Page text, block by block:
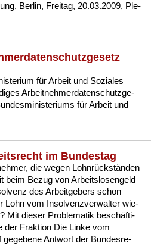
Ber­lin, Frei­tag, 20.03.2009, Ple­
für Ar­beit und So­zia­les
Ar­beit­neh­mer­da­ten­schutz­ge­
für Ar­beit und
im Bundestag
die we­gen Lohnrückständen
beim Be­zug vonAr­beits­lo­sen­geld
des Ar­beit­ge­bers schon
Lohn vom In­sol­venz­ver­wal­ter wie­
Mit die­ser Pro­ble­ma­tik beschäfti­
der Frak­ti­on Die Lin­ke vom
ge­ge­be­neAnt­wort der Bun­des­re­